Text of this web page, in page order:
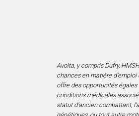
Avolta, y compris Dufry,
chances en matière
offre des opportunités égales
conditions médicales
statut d’ancien combattant,